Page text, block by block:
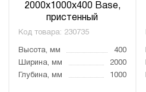
2000x1000x400 Base,
пристенный
Код товара: 230735
Высота, мм
400
Ширина, мм
2000
Глубина, мм
1000